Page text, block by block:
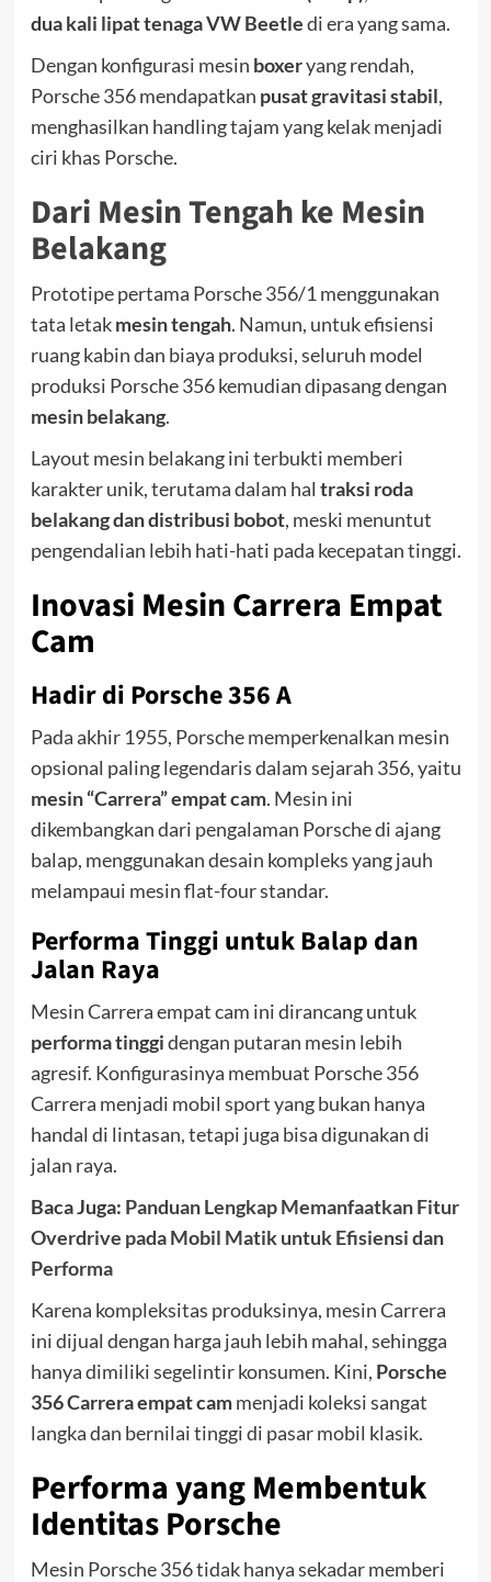
dua kali lipat tenaga VW Beetledi era yang sama.
Dengan konfigurasi mesin boxeryang rendah,
Porsche 356 mendapatkan pusat gravitasi stabil,
menghasilkan handling tajam yang kelak menjadi
ciri khas Porsche.
Dari Mesin Tengah ke Mesin
Belakang
Prototipe pertama Porsche 356/1 menggunakan
tata letakmesin tengah. Namun, untuk efisiensi
ruang kabin dan biaya produksi, seluruh model
produksi Porsche 356 kemudian dipasang dengan
mesin belakang.
Layout mesin belakang ini terbukti memberi
karakter unik, terutama dalam hal traksi roda
belakang dan distribusi bobot, meski menuntut
pengendalian lebih hati-hati pada kecepatan tinggi.
Inovasi Mesin Carrera Empat
Cam
Hadir di Porsche 356 A
Pada akhir 1955, Porsche memperkenalkan mesin
opsional paling legendaris dalam sejarah 356, yaitu
mesin “Carrera” empat cam. Mesin ini
dikembangkan dari pengalaman Porsche di ajang
balap, menggunakan desain kompleks yang jauh
melampaui mesin flat-four standar.
Performa Tinggi untuk Balap dan
Jalan Raya
Mesin Carrera empat cam ini dirancang untuk
performa tinggidengan putaran mesin lebih
agresif. Konfigurasinya membuat Porsche 356
Carrera menjadi mobil sport yang bukan hanya
handal di lintasan, tetapi juga bisa digunakan di
jalan raya.
Baca Juga: Panduan Lengkap Memanfaatkan Fitur
Overdrive pada Mobil Matik untuk Efisiensi dan
Performa
Karena kompleksitas produksinya, mesin Carrera
ini dijual dengan harga jauh lebih mahal, sehingga
hanya dimiliki segelintir konsumen. Kini, Porsche
356 Carrera empat cammenjadi koleksi sangat
langka dan bernilai tinggi di pasar mobil klasik.
Performa yang Membentuk
Identitas Porsche
Mesin Porsche 356 tidak hanya sekadar memberi